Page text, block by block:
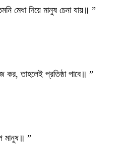
মেধা দিয়ে মানুষ চেনা যায়॥ ”
কর, তাহলেই প্রতিষ্ঠা পাবে॥ ”
মানুষ॥ ”